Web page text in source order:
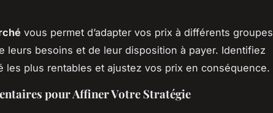
vous permet d’adapter vos prix à différents groupes
leurs besoins et de leur disposition à payer. Identifiez
les plus rentables et ajustez vos prix en conséquence.
pour Affiner Votre Stratégie